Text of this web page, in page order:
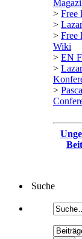
> Free
>
> Free
Wiki
> EN
>
>
Suche